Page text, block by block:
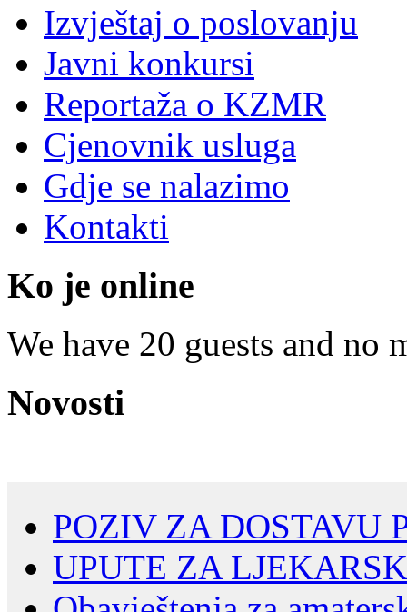
Izvještaj o poslovanju
Javni konkursi
Reportaža o KZMR
Cjenovnik usluga
Gdje se nalazimo
Kontakti
Ko je online
We have 20 guests and no
Novosti
POZIV ZA DOSTAVU
UPUTE ZA